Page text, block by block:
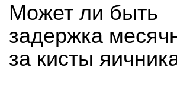
Может ли быть
задержка
за кисты